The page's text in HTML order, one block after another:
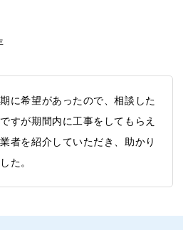
に希望があったので、相談した
すが期間内に工事をしてもらえ
者を紹介していただき、助かり
た。